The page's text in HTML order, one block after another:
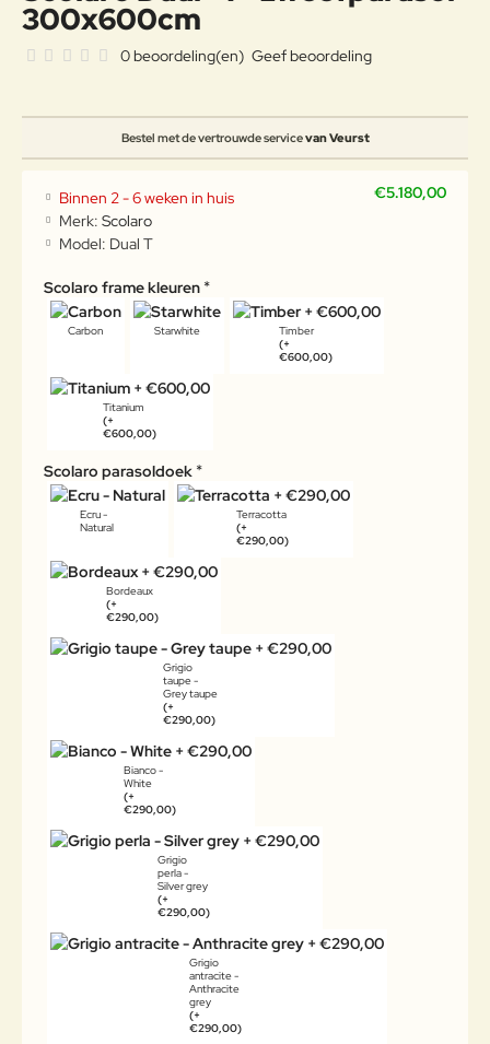
300x600cm
Bestel met de vertrouwde servicevan Veurst
0 beoordeling(en) Geef beoordeling
€5.180,00
Binnen 2 - 6 weken in huis
Merk: Scolaro
Model: Dual T
Scolaro frame kleuren
Carbon Starwhite
Timber
(+
€600,00)
Titanium
(+
€600,00)
Scolaro parasoldoek
Ecru -
Natural
Terracotta
(+
€290,00)
Bordeaux
(+
€290,00)
Grigio
taupe -
Grey taupe
(+
€290,00)
Bianco -
White
(+
€290,00)
Grigio
perla -
Silver grey
(+
€290,00)
Grigio
antracite -
Anthracite
grey
(+
€290,00)